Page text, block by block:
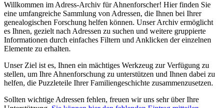
Willkommen im Adress-Archiv für Ahnenforscher! Hier finden Sie
eine umfangreiche Sammlung von Adressen, die Ihnen bei Ihrer
genealogischen Forschung helfen können. Unser Archiv ermöglicht
es Ihnen, gezielt nach Adressen zu suchen und weitere gruppierte
Informationen durch einfaches Filtern und Anklicken der einzelnen
Elemente zu erhalten.
Unser Ziel ist es, Ihnen ein mächtiges Werkzeug zur Verfügung zu
stellen, um Ihre Ahnenforschung zu unterstützen und Ihnen dabei zu
helfen, die Puzzleteile Ihrer Familiengeschichte zusammenzusetzen.
Sollten wichtige Adressen fehlen, freuen wir uns sehr über Ihre